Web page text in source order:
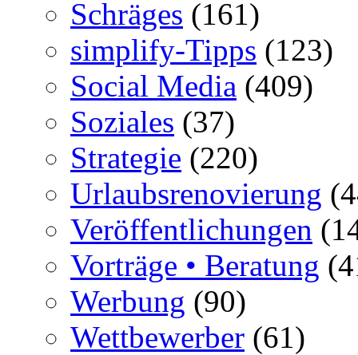
Schräges (161)
simplify-Tipps (123)
Social Media (409)
Soziales (37)
Strategie (220)
Urlaubsrenovierung
Veröffentlichungen
Vorträge • Beratung
Werbung (90)
Wettbewerber (61)